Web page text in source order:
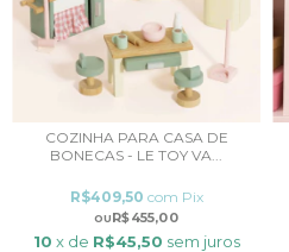
COZINHA PARA CASA DE
BONECAS - LE TOY VA...
R$455,00
R$409,50 com Pix
10 x de R$45,50 sem juros